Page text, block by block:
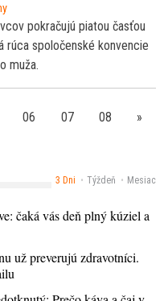
pokračujú piatou časťou
rúca spoločenské konvencie
muža.
06 07 08 »
3 Dni Týždeň Mesiac
čaká vás deň plný kúziel a
už preverujú zdravotníci.